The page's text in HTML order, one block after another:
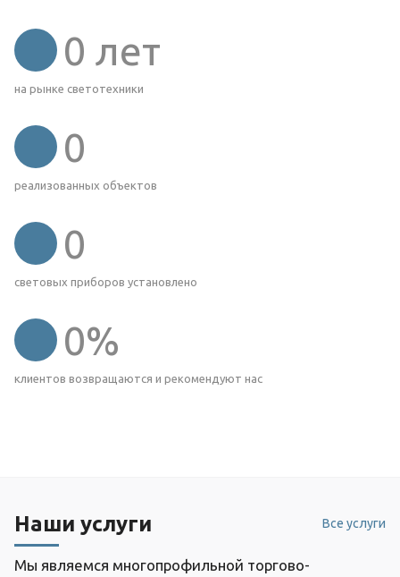
0 лет
на рынке светотехники
0
реализованных объектов
0
световых приборов установлено
0%
клиентов возвращаются и рекомендуют нас
Все услуги
Наши услуги
Мы являемся многопрофильной торгово-